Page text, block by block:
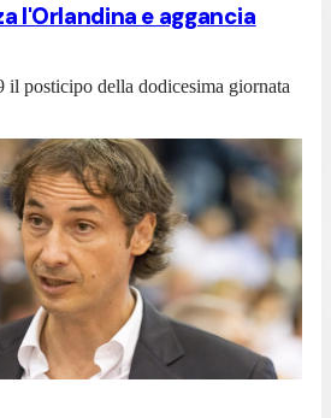
l'Orlandina e aggancia
posticipo della dodicesima giornata